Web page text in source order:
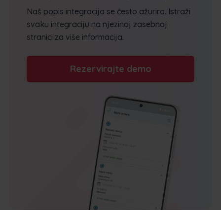
Naš popis integracija se često ažurira. Istraži
svaku integraciju na njezinoj zasebnoj
stranici za više informacija.
Rezervirajte demo